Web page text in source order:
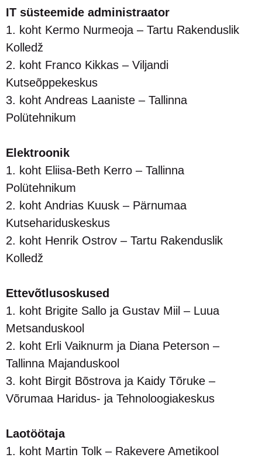
IT süsteemide administraator
1. koht Kermo Nurmeoja – Tartu Rakenduslik
Kolledž
2. koht Franco Kikkas – Viljandi
Kutseõppekeskus
3. koht Andreas Laaniste – Tallinna
Polütehnikum
Elektroonik
1. koht Eliisa-Beth Kerro – Tallinna
Polütehnikum
2. koht Andrias Kuusk – Pärnumaa
Kutsehariduskeskus
2. koht Henrik Ostrov – Tartu Rakenduslik
Kolledž
Ettevõtlusoskused
1. koht Brigite Sallo ja Gustav Miil – Luua
Metsanduskool
2. koht Erli Vaiknurm ja Diana Peterson –
Tallinna Majanduskool
3. koht Birgit Bõstrova ja Kaidy Tõruke –
Võrumaa Haridus- ja Tehnoloogiakeskus
Laotöötaja
1. koht Martin Tolk – Rakevere Ametikool